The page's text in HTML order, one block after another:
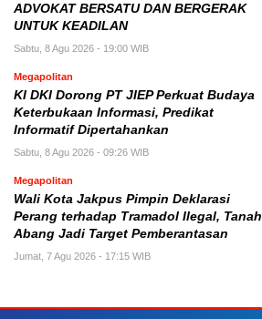
ADVOKAT BERSATU DAN BERGERAK
UNTUK KEADILAN
Sabtu, 8 Agu 2026 - 19:00 WIB
Megapolitan
KI DKI Dorong PT JIEP Perkuat Budaya
Keterbukaan Informasi, Predikat
Informatif Dipertahankan
Sabtu, 8 Agu 2026 - 09:26 WIB
Megapolitan
Wali Kota Jakpus Pimpin Deklarasi
Perang terhadap Tramadol Ilegal, Tanah
Abang Jadi Target Pemberantasan
Jumat, 7 Agu 2026 - 17:15 WIB